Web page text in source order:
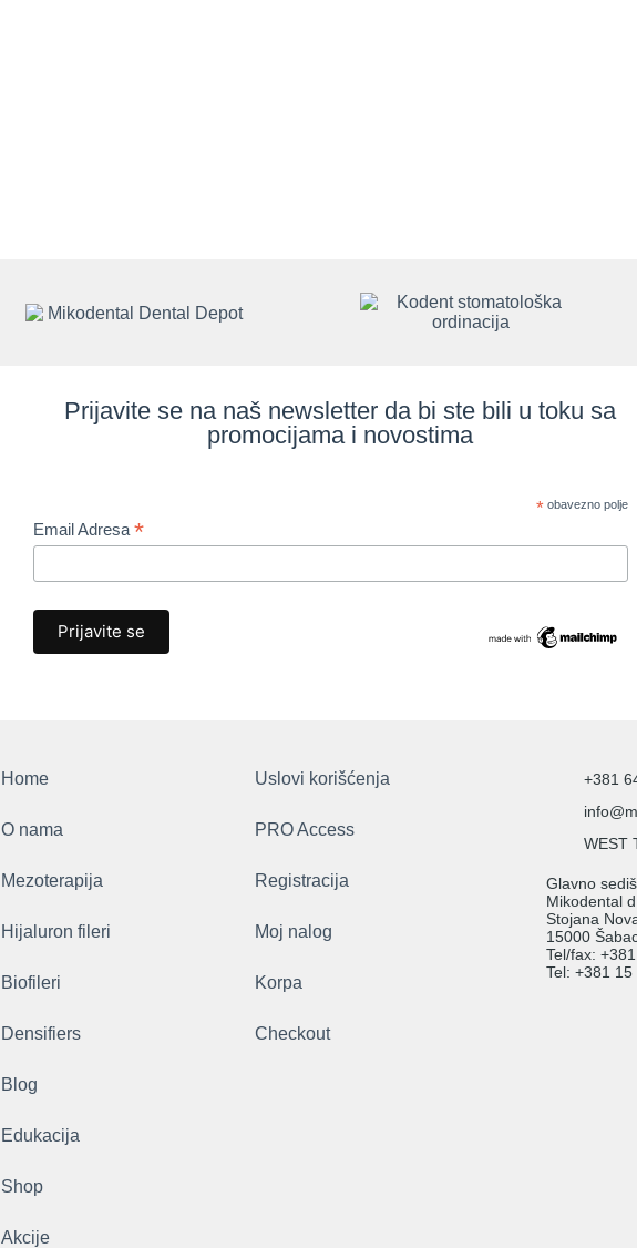
Prijavite se na naš newsletter da bi ste bili u toku sa
promocijama i novostima
* obavezno polje
Email Adresa *
Home
O nama
Mezoterapija
Hijaluron fileri
Biofileri
Densifiers
Blog
Edukacija
Shop
Akcije
Uslovi korišćenja
PRO Access
Registracija
Moj nalog
Korpa
Checkout
+381
WEST
Glavno
Mikodental
Stojana
15000
Tel/fax:
Tel: +381 15